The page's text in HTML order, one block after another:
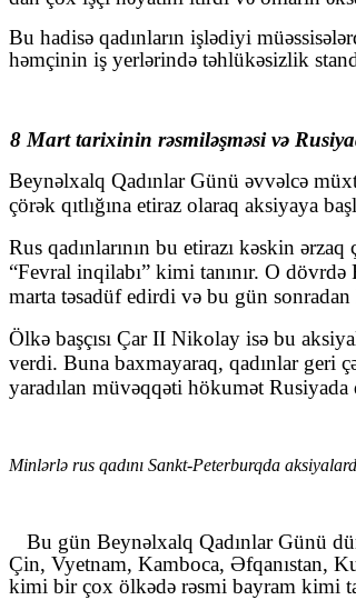
Bu hadisə qadınların işlədiyi
həmçinin iş yerlərində təhlükəsizlik
8 Mart tarixinin rəsmiləşməsi və
Beynəlxalq Qadınlar Günü əvvəlcə
çörək qıtlığına etiraz olaraq aksiyaya
Rus qadınlarının bu etirazı kəskin
“Fevral inqilabı” kimi tanınır. O
marta təsadüf edirdi və bu gün
Ölkə başçısı Çar II Nikolay isə bu
verdi. Buna baxmayaraq, qadınlar geri
yaradılan müvəqqəti hökumət Rusiyada
Minlərlə rus qadını Sankt-Peterburqda
Bu gün Beynəlxalq Qadınlar Günü
Çin, Vyetnam, Kamboca, Əfqanıstan,
kimi bir çox ölkədə rəsmi bayram kimi